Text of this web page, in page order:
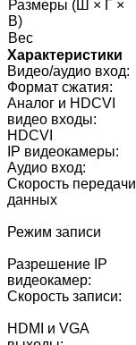
Размеры (Ш × Г ×
В)
Вес
Характеристики
Видео/аудио вход:
Формат сжатия:
Аналог и HDCVI
видео входы:
HDCVI
IP видеокамеры:
Аудио вход:
Скорость передачи
данных
Режим записи
Разрешение IP
видеокамер:
Скорость записи:
HDMI и VGA